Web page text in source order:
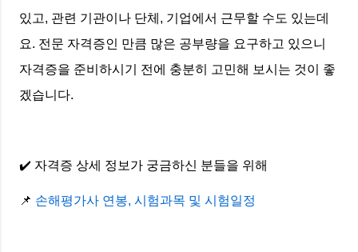
있고, 관련 기관이나 단체, 기업에서 근무할 수도 있는데
요. 전문 자격증인 만큼 많은 공부량을 요구하고 있으니
자격증을 준비하시기 전에 충분히 고민해 보시는 것이 좋
겠습니다.
✔️ 자격증 상세 정보가 궁금하신 분들을 위해
📌 손해평가사 연봉, 시험과목 및 시험일정